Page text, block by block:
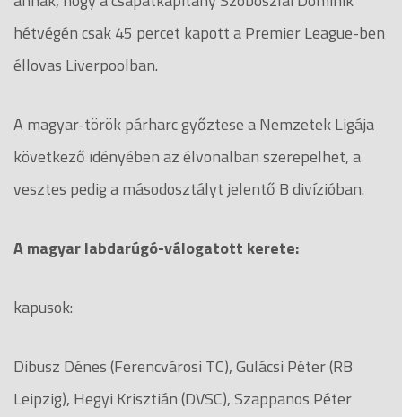
hétvégén csak 45 percet kapott a Premier League-ben
éllovas Liverpoolban.
A magyar-török párharc győztese a Nemzetek Ligája
következő idényében az élvonalban szerepelhet, a
vesztes pedig a másodosztályt jelentő B divízióban.
A magyar labdarúgó-válogatott kerete:
kapusok:
Dibusz Dénes (Ferencvárosi TC), Gulácsi Péter (RB
Leipzig), Hegyi Krisztián (DVSC), Szappanos Péter